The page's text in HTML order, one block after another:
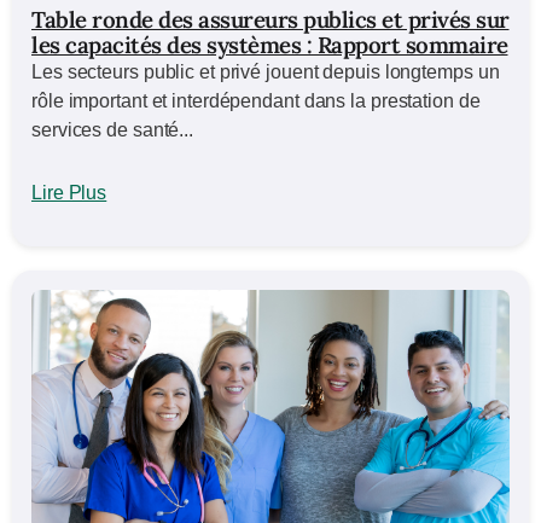
Table ronde des assureurs publics et privés sur
les capacités des systèmes : Rapport sommaire
Les secteurs public et privé jouent depuis longtemps un
rôle important et interdépendant dans la prestation de
services de santé...
Lire Plus